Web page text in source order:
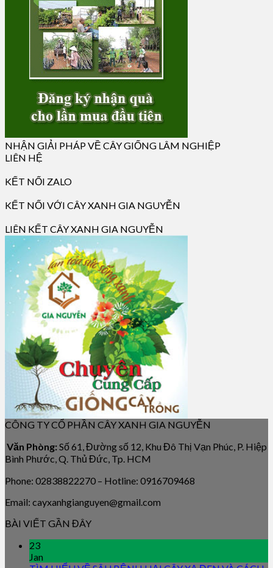
NHẬN GIẢI PHÁP VỀ CÂY GIỐNG LÂM NGHIỆP
LIÊN HỆ
KẾT NỐI ZALO
KẾT NỐI VỚI CÂY XANH GIA NGUYỄN
LIÊN KẾT CÂY XANH GIA NGUYỄN
CÔNG TY CỔ PHẦN CÂY XANH GIA NGUYỄN
Văn Phòng: Số 61, Đường số 12, Khu Đô Thị Vạn Phúc, P. Hiệp
Bình Phước, Q. Thủ Đức, Tp. HCM
Phone: 02838822270 – Hotline: 0916709468
Email: cayxanhgianguyen@gmail.com
BÀI VIẾT GẦN ĐÂY
23
Jan